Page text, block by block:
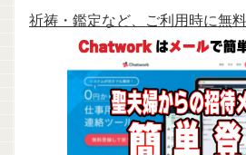
祈祷・鑑定など、ご利用時に無